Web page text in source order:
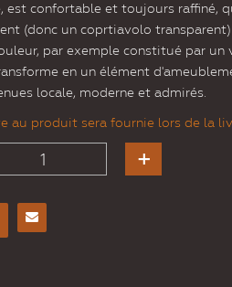
est confortable et toujours raffiné,
(donc un coprtiavolo
par exemple constitué par un
en un élément
locale, moderne et admirés.
au produit sera fournie lors de la